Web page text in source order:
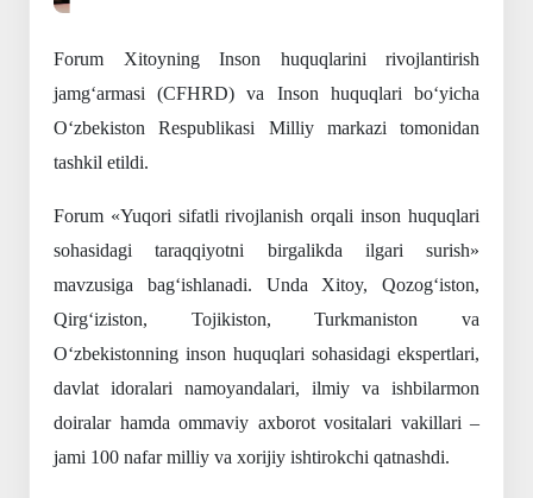
Forum Xitoyning Inson huquqlarini rivojlantirish
jamg‘armasi (CFHRD) va Inson huquqlari bo‘yicha
O‘zbekiston Respublikasi Milliy markazi tomonidan
tashkil etildi.
Forum «Yuqori sifatli rivojlanish orqali inson huquqlari
sohasidagi taraqqiyotni birgalikda ilgari surish»
mavzusiga bag‘ishlanadi. Unda Xitoy, Qozog‘iston,
Qirg‘iziston, Tojikiston, Turkmaniston va
O‘zbekistonning inson huquqlari sohasidagi ekspertlari,
davlat idoralari namoyandalari, ilmiy va ishbilarmon
doiralar hamda ommaviy axborot vositalari vakillari –
jami 100 nafar milliy va xorijiy ishtirokchi qatnashdi.